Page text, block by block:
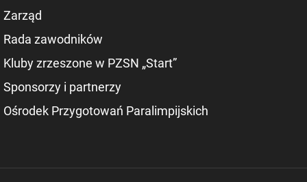
Zarząd
Rada zawodników
Kluby zrzeszone w PZSN „Start”
Sponsorzy i partnerzy
Ośrodek Przygotowań Paralimpijskich